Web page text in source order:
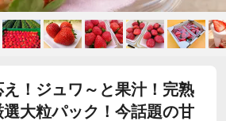
！ジュワ～と果汁！完熟
選大粒パック！今話題の甘